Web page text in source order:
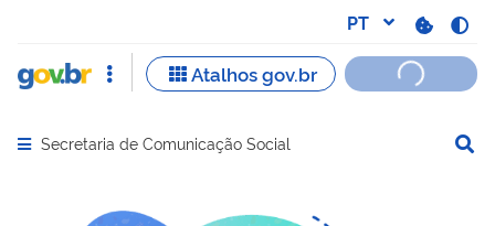
Abrir menu principal de navegação
Secretaria de Comunicação Social